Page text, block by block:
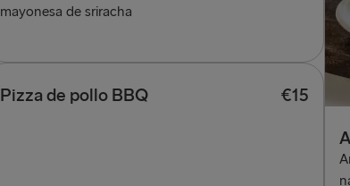
mayonesa de sriracha
Pizza de pollo BBQ
€15